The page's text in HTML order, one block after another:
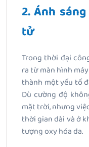
2. Ánh
tử
Trong thời đại
ra từ màn hình
thành một yếu tố
Dù cường độ
mặt trời, nhưng
thời gian dài và ở
tượng oxy hóa da.